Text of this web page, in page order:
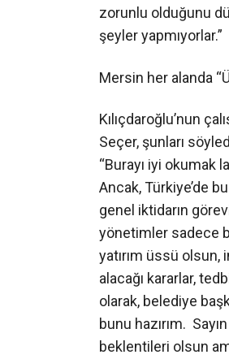
zorunlu olduğunu
şeyler yapmıyorlar.”
Mersin her alanda
Kılıçdaroğlu’nun
Seçer, şunları
“Burayı iyi okumak
Ancak, Türkiye’de
genel iktidarın
yönetimler sadece
yatırım üssü
alacağı kararlar,
olarak, belediye
bunu hazırım.
beklentileri olsun